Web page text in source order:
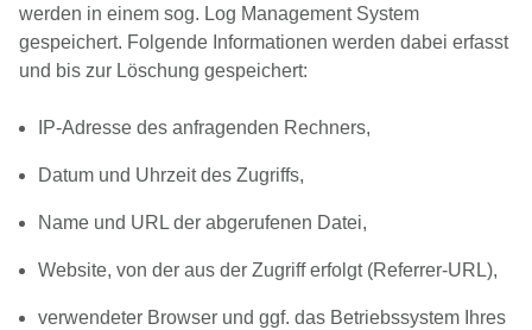
werden in einem sog. Log Management System
gespeichert. Folgende Informationen werden dabei erfasst
und bis zur Löschung gespeichert:
IP-Adresse des anfragenden Rechners,
Datum und Uhrzeit des Zugriffs,
Name und URL der abgerufenen Datei,
Website, von der aus der Zugriff erfolgt (Referrer-URL),
verwendeter Browser und ggf. das Betriebssystem Ihres